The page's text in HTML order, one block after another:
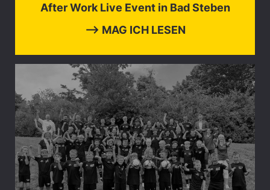
After Work Live Event in Bad Steben
⟶ MAG ICH LESEN